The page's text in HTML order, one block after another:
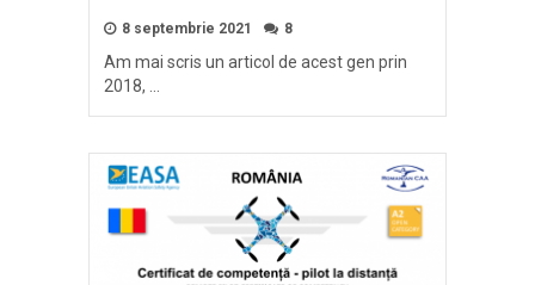
8 septembrie 2021 8
Am mai scris un articol de acest gen prin
2018, …